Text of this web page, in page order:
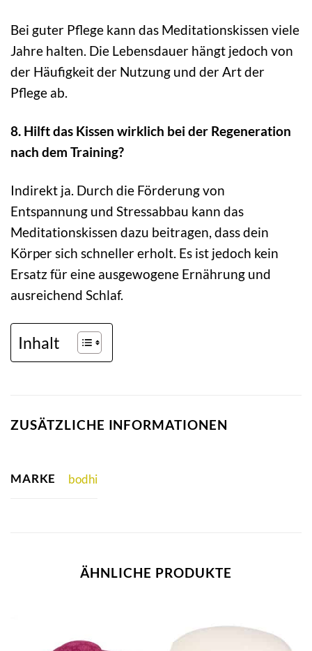
Bei guter Pflege kann das Meditationskissen viele
Jahre halten. Die Lebensdauer hängt jedoch von
der Häufigkeit der Nutzung und der Art der
Pflege ab.
8. Hilft das Kissen wirklich bei der Regeneration
nach dem Training?
Indirekt ja. Durch die Förderung von
Entspannung und Stressabbau kann das
Meditationskissen dazu beitragen, dass dein
Körper sich schneller erholt. Es ist jedoch kein
Ersatz für eine ausgewogene Ernährung und
ausreichend Schlaf.
Inhalt
ZUSÄTZLICHE INFORMATIONEN
MARKE bodhi
ÄHNLICHE PRODUKTE